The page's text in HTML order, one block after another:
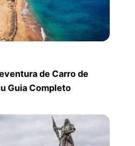
de Carro de
Guia Completo